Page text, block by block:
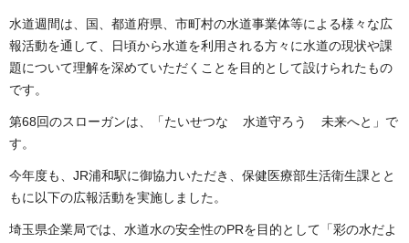
水道週間は、国、都道府県、市町村の水道事業体等による様々な広
報活動を通して、日頃から水道を利用される方々に水道の現状や課
題について理解を深めていただくことを目的として設けられたもの
です。
第68回のスローガンは、「たいせつな 水道守ろう 未来へと」で
す。
今年度も、JR浦和駅に御協力いただき、保健医療部生活衛生課とと
もに以下の広報活動を実施しました。
埼玉県企業局では、水道水の安全性のPRを目的として「彩の水だよ